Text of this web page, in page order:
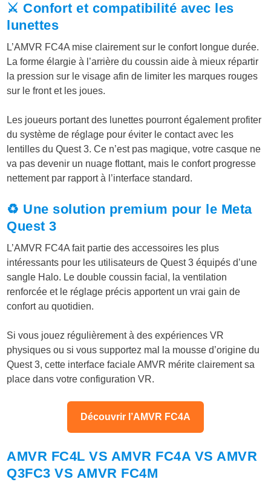
⚔️ Confort et compatibilité avec les
lunettes
L’AMVR FC4A mise clairement sur le confort longue durée.
La forme élargie à l’arrière du coussin aide à mieux répartir
la pression sur le visage afin de limiter les marques rouges
sur le front et les joues.
Les joueurs portant des lunettes pourront également profiter
du système de réglage pour éviter le contact avec les
lentilles du Quest 3. Ce n’est pas magique, votre casque ne
va pas devenir un nuage flottant, mais le confort progresse
nettement par rapport à l’interface standard.
♻️ Une solution premium pour le Meta
Quest 3
L’AMVR FC4A fait partie des accessoires les plus
intéressants pour les utilisateurs de Quest 3 équipés d’une
sangle Halo. Le double coussin facial, la ventilation
renforcée et le réglage précis apportent un vrai gain de
confort au quotidien.
Si vous jouez régulièrement à des expériences VR
physiques ou si vous supportez mal la mousse d’origine du
Quest 3, cette interface faciale AMVR mérite clairement sa
place dans votre configuration VR.
Découvrir l’AMVR FC4A
AMVR FC4L VS AMVR FC4A VS AMVR
Q3FC3 VS AMVR FC4M